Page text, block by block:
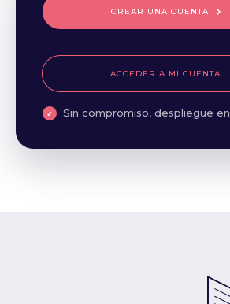
CREAR UNA CUENTA
ACCEDER A MI CUENTA
Sin compromiso, despliegue